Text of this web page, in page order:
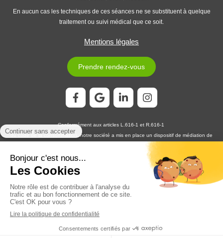
En aucun cas les techniques de ces séances ne se substituent à quelque
traitement ou suivi médical que ce soit.
Mentions légales
Prendre rendez-vous
Conformément aux articles L.616-1 et R.616-1
du code de la consommation, notre société a mis en place un dispositif de médiation de
MEDIATION CONSOMMATION
En cas de litige, vous pouvez déposer votre réclamation sur son site
https://www.medconsodev.eu ou par voie postale en écrivant à :
MEDIATION CONSOMMATION DÉVELOPPEMENT
IMMEUBLE L’HORIZON – ESPLANADE DE FRANCE